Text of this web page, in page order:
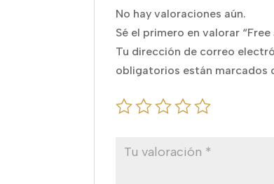
No hay valoraciones aún.
Sé el primero en valorar “Free
Tu dirección de correo
obligatorios están marcados